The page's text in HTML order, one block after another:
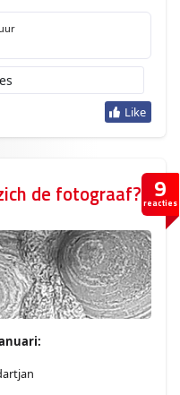
9
reacties
de fotograaf?